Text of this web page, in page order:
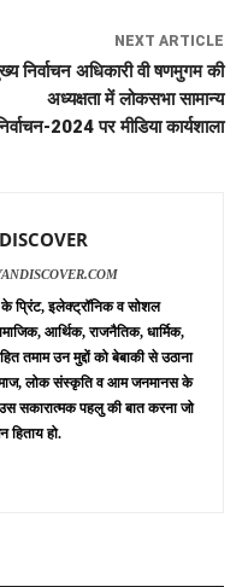
NEXT ARTICLE
निर्वाचन अधिकारी वी षणमुगम की
अध्यक्षता में लोकसभा सामान्य
2024 पर मीडिया कार्यशाला
के प्रिंट, इलेक्ट्रॉनिक व सोशल
आर्थिक, राजनैतिक, धार्मिक,
तमाम उन मुद्दों को बेबाकी से उठाना
लोक संस्कृति व आम जनमानस के
सकारात्मक पहलु की बात करना जो
हिताय हो.